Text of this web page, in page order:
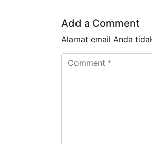
Add a Comment
Alamat email Anda
Comment *